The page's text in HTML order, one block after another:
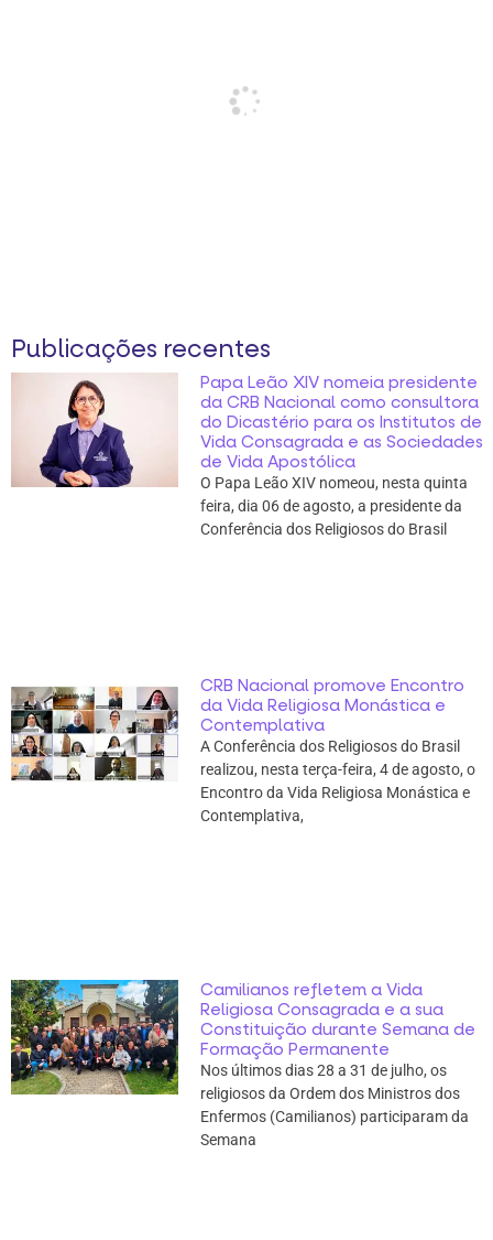
Publicações recentes
Papa Leão XIV nomeia presidente
da CRB Nacional como consultora
do Dicastério para os Institutos de
Vida Consagrada e as Sociedades
de Vida Apostólica
O Papa Leão XIV nomeou, nesta quinta
feira, dia 06 de agosto, a presidente da
Conferência dos Religiosos do Brasil
CRB Nacional promove Encontro
da Vida Religiosa Monástica e
Contemplativa
A Conferência dos Religiosos do Brasil
realizou, nesta terça-feira, 4 de agosto, o
Encontro da Vida Religiosa Monástica e
Contemplativa,
Camilianos refletem a Vida
Religiosa Consagrada e a sua
Constituição durante Semana de
Formação Permanente
Nos últimos dias 28 a 31 de julho, os
religiosos da Ordem dos Ministros dos
Enfermos (Camilianos) participaram da
Semana